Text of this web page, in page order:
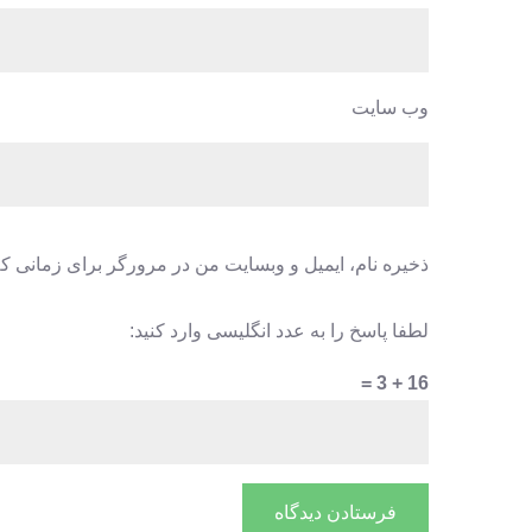
وب‌ سایت
ذخیره نام، ایمیل و وبسایت من در مرورگر برای زمانی
لطفا پاسخ را به عدد انگلیسی وارد کنید:
16 + 3 =